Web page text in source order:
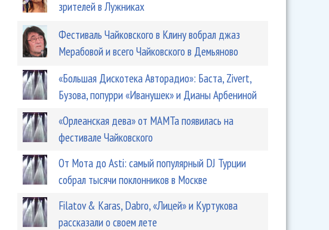
зрителей в Лужниках
Фестиваль Чайковского в Клину вобрал джаз
Мерабовой и всего Чайковского в Демьяново
«Большая Дискотека Авторадио»: Баста, Zivert,
Бузова, попурри «Иванушек» и Дианы Арбениной
«Орлеанская дева» от МАМТа появилась на
фестивале Чайковского
От Мота до Asti: самый популярный DJ Турции
собрал тысячи поклонников в Москве
Filatov & Karas, Dabro, «Лицей» и Куртукова
рассказали о своем лете